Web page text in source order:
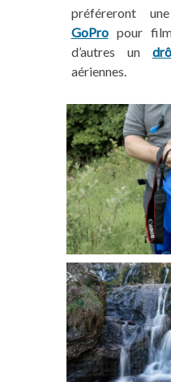
préféreront
GoPropour
d’autres un
aériennes.